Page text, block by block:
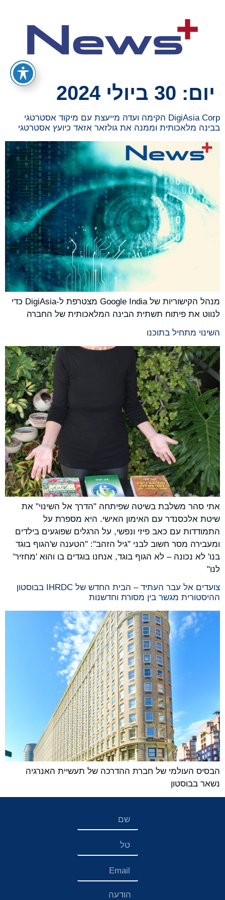
יום: 30 ביולי 2024
DigiAsia Corp הקימה ועדה מייעצת עם מיקוד אסטרטגי
בבינה מלאכותית וממנה את גולזאר אזאד כיועץ אסטרטגי
מנהל הקישוריות של Google India מצטרפת ל-DigiAsia כדי
לנווט את פיתוח תשתית הבינה המלאכותית של החברה
השינוי מתחיל בתוכנו
אתי סהר משלבת בשיטה שפיתחה "הדרך אל השינוי" את
שיטת אלכסנדר עם האימון האישי. היא מספרת על
התמודדות עם כאב פיזי ונפשי, על הרגלים שפוגעים בילדים
ומעבירה מסר חשוב לבני "גיל הזהב": "הטענה ש'הגוף בוגד
בנו' לא נכונה – לא הגוף בוגד, אנחנו בוגדים בו והוא 'מחזיר'
לנו"
צועדים אל עבר העתיד – הבית החדש של IHRDC בבוסטון
ההיסטורית מגשר בין מסורת וחדשנות
הבסיס העולמי של חברת ההדרכה של תעשיית האנרגיה
נשאר בבוסטון